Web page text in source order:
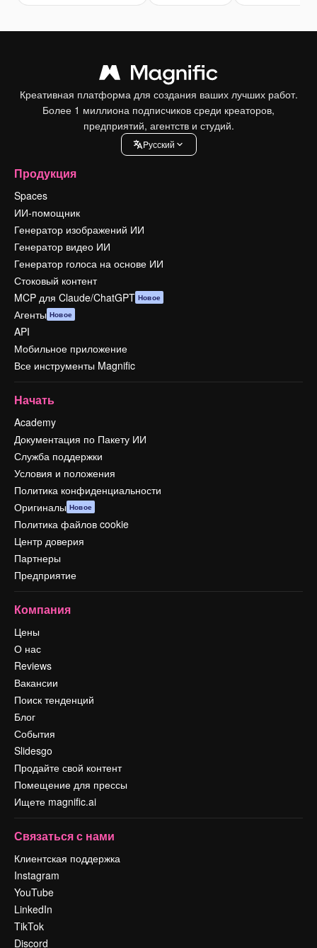
Креативная платформа для создания ваших лучших работ.
Более 1 миллиона подписчиков среди креаторов,
предприятий, агентств и студий.
Pусский
Продукция
Spaces
ИИ-помощник
Генератор изображений ИИ
Генератор видео ИИ
Генератор голоса на основе ИИ
Стоковый контент
MCP для Claude/ChatGPT Новое
Агенты Новое
API
Мобильное приложение
Все инструменты Magnific
Начать
Academy
Документация по Пакету ИИ
Служба поддержки
Условия и положения
Политика конфиденциальности
Оригиналы Новое
Политика файлов cookie
Центр доверия
Партнеры
Предприятие
Компания
Цены
О нас
Reviews
Вакансии
Поиск тенденций
Блог
События
Slidesgo
Продайте свой контент
Помещение для прессы
Ищете magnific.ai
Связаться с нами
Клиентская поддержка
Instagram
YouTube
LinkedIn
TikTok
Discord